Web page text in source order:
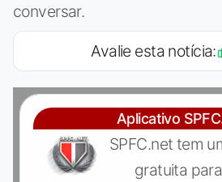
conversar.
Avalie esta notícia:
Aplicativo
SPFC.net tem
gratuita